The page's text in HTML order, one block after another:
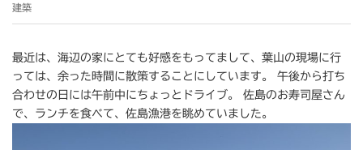
建築
最近は、海辺の家にとても好感をもってまして、葉山の現場に行
っては、余った時間に散策することにしています。 午後から打ち
合わせの日には午前中にちょっとドライブ。 佐島のお寿司屋さん
で、ランチを食べて、佐島漁港を眺めていました。